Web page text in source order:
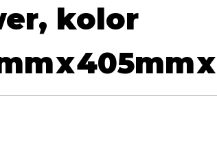
x405mmx
kolor